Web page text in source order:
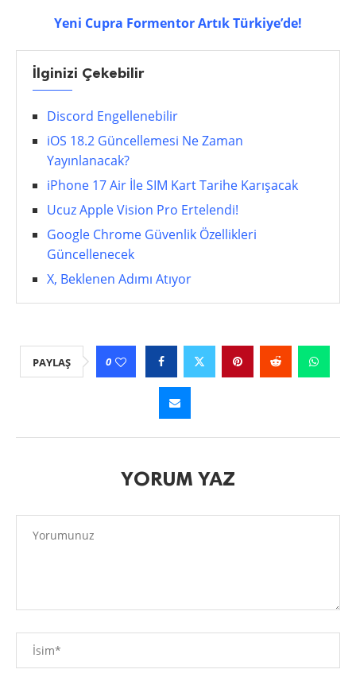
Yeni Cupra Formentor Artık Türkiye’de!
İlginizi Çekebilir
Discord Engellenebilir
iOS 18.2 Güncellemesi Ne Zaman
Yayınlanacak?
iPhone 17 Air İle SIM Kart Tarihe Karışacak
Ucuz Apple Vision Pro Ertelendi!
Google Chrome Güvenlik Özellikleri
Güncellenecek
X, Beklenen Adımı Atıyor
PAYLAŞ 0
YORUM YAZ